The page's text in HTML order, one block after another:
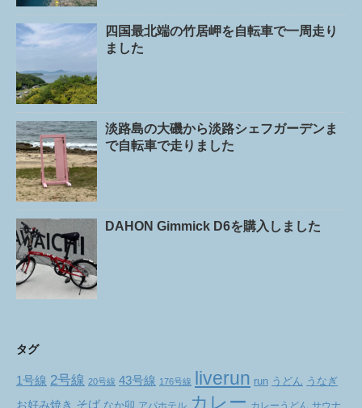
四国最北端の竹居岬を自転車で一周走り
ました
淡路島の大磯から淡路シェフガーデンま
で自転車で走りました
DAHON Gimmick D6を購入しました
タグ
1号線 2号線 20号線 43号線 176号線 liverun run うどん うなぎ
お好み焼き そば なか卯 カレー